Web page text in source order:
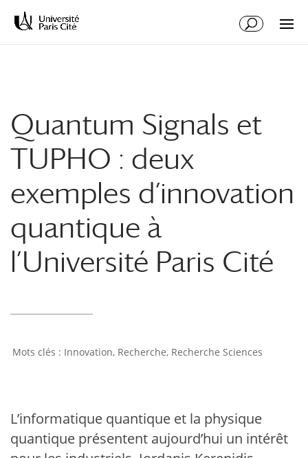
Quantum Signals et
TUPHO : deux
exemples d’innovation
quantique à
l’Université Paris Cité
Innovation, Recherche, Recherche Sciences
L’informatique quantique et la physique
quantique présentent aujourd’hui un intérêt